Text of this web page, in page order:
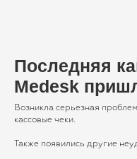
Последняя
Medesk
Возникла серьезная
кассовые чеки.
Также появились другие